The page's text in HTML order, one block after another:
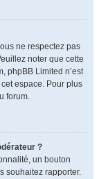
ne respectez pas
noter que cette
phpBB Limited n’est
espace. Pour plus
forum.
?
un bouton
souhaitez rapporter.